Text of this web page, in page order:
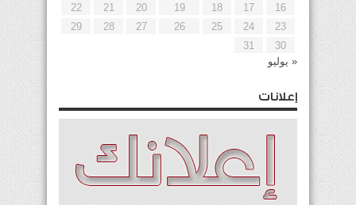
16
17
18
19
20
21
22
23
24
25
26
27
28
29
30
31
« يوليو
إعلانات